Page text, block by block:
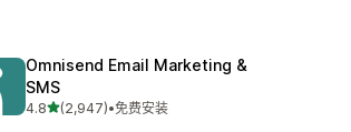
Omnisend Email Marketing &
SMS
4.8星（满分 5 星）
(2,947)
总共 2947 条评论
•免费安装